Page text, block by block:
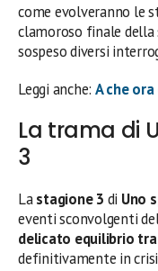
come evolveranno le
clamoroso finale della
sospeso diversi
Leggi anche: A che ora
La trama di
3
Lastagione 3 di Uno
eventi sconvolgenti
delicato equilibrio tra
definitivamente in